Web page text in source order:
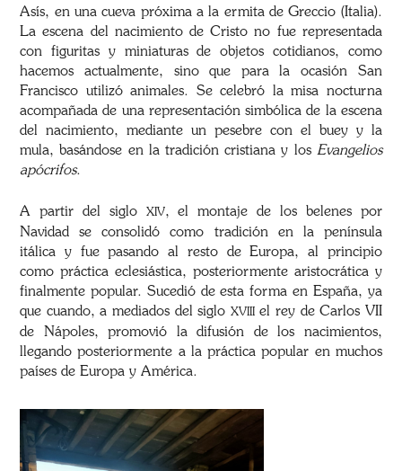
Asís, en una cueva próxima a la ermita de Greccio (Italia).
La escena del nacimiento de Cristo no fue representada
con figuritas y miniaturas de objetos cotidianos, como
hacemos actualmente, sino que para la ocasión San
Francisco utilizó animales. Se celebró la misa nocturna
acompañada de una representación simbólica de la escena
del nacimiento, mediante un pesebre con el buey y la
mula, basándose en la tradición cristiana y los Evangelios
apócrifos.
A partir del siglo XIV, el montaje de los belenes por
Navidad se consolidó como tradición en la península
itálica y fue pasando al resto de Europa, al principio
como práctica eclesiástica, posteriormente aristocrática y
finalmente popular. Sucedió de esta forma en España, ya
que cuando, a mediados del siglo XVIIIel rey de Carlos VII
de Nápoles, promovió la difusión de los nacimientos,
llegando posteriormente a la práctica popular en muchos
países de Europa y América.